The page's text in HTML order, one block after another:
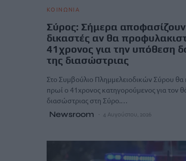
ΚΟΙΝΩΝΙΑ
Σύρος: Σήμερα αποφασίζουν
δικαστές αν θα
41χρονος για την υπόθεση
της διασώστριας
Στο Συμβούλιο Πλημμελειοδικών Σύρου θα
πρωί ο 41χρονος κατηγορούμενος για τον
διασώστριας στη Σύρο.…
Newsroom 4 Αυγούστου, 2026